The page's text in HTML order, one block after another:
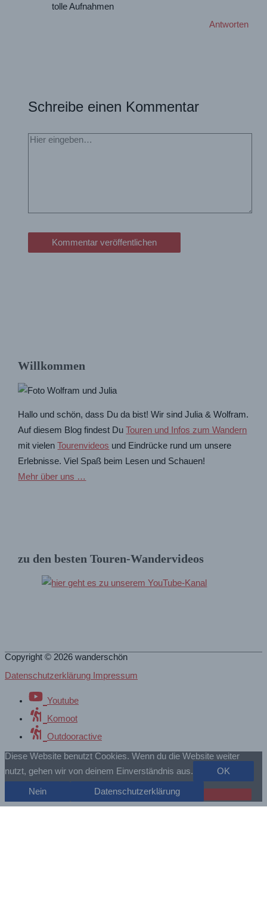
Willkommen
Hallo und schön, dass Du da bist! Wir sind Julia & Wolfram.
Auf diesem Blog findest DuTouren und Infos zum Wandern
mit vielenTourenvideos und Eindrücke rund um unsere
Erlebnisse. Viel Spaß beim Lesen und Schauen!
Mehr über uns …
zu den besten Touren-Wandervideos
tolle Aufnahmen
Antworten
Schreibe einen Kommentar
Hier
eingeben…
Copyright © 2026 wanderschön
Datenschutzerklärung Impressum
Youtube
Komoot
Outdooractive
Diese Website benutzt Cookies. Wenn du die Website weiter
nutzt, gehen wir von deinem Einverständnis aus.
OK
Nein Datenschutzerklärung